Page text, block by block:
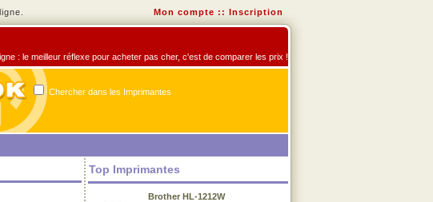
Mon compte :: Inscription
: le meilleur réflexe pour acheter pas cher, c'est de comparer les prix !
Chercher dans les Imprimantes
Top Imprimantes
Brother HL-1212W